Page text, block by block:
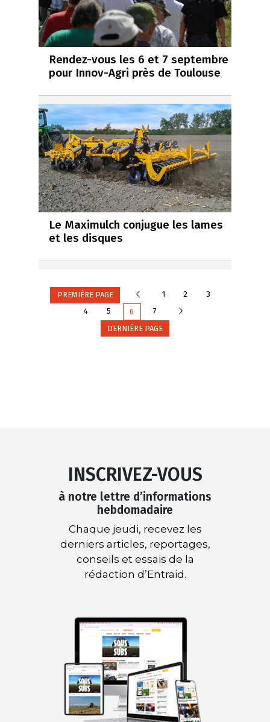
Rendez-vous les 6 et 7 septembre
pour Innov-Agri près de Toulouse
Le Maximulch conjugue les lames
et les disques
PREMIÈRE PAGE Précédente
1 2
3
4
5 6 7
DERNIÈRE PAGE
INSCRIVEZ-VOUS
à notre lettre d’informations
hebdomadaire
Chaque jeudi, recevez les
derniers articles, reportages,
conseils et essais de la
rédaction d’Entraid.